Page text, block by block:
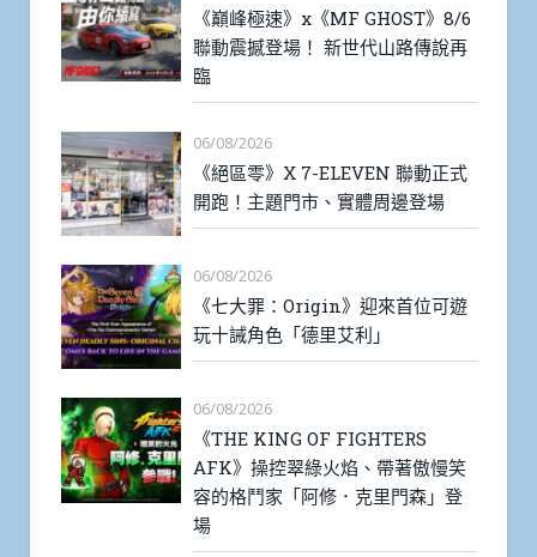
《巔峰極速》x《MF GHOST》8/6
聯動震撼登場！ 新世代山路傳說再
臨
06/08/2026
《絕區零》X 7-ELEVEN 聯動正式
開跑！主題門市、實體周邊登場
06/08/2026
《七大罪：Origin》迎來首位可遊
玩十誡角色「德里艾利」
06/08/2026
《THE KING OF FIGHTERS
AFK》操控翠綠火焰、帶著傲慢笑
容的格鬥家「阿修．克里門森」登
場